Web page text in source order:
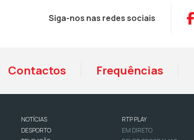
Siga-nos nas redes sociais
Contactos Frequências
NOTÍCIAS
DESPORTO
RTP PLAY
EM DIRETO